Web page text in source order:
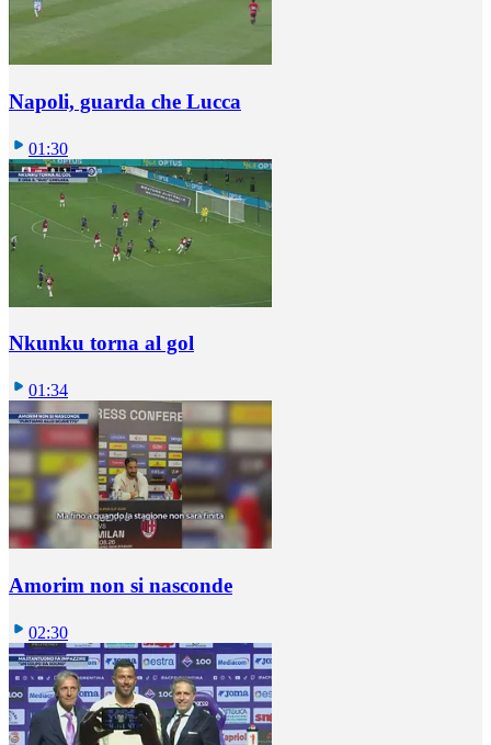
Napoli, guarda che Lucca
01:30
Nkunku torna al gol
01:34
Amorim non si nasconde
02:30